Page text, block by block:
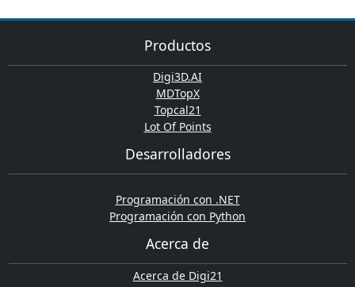
Productos
Digi3D.AI
MDTopX
Topcal21
Lot Of Points
Desarrolladores
Programación con .NET
Programación con Python
Acerca de
Acerca de Digi21